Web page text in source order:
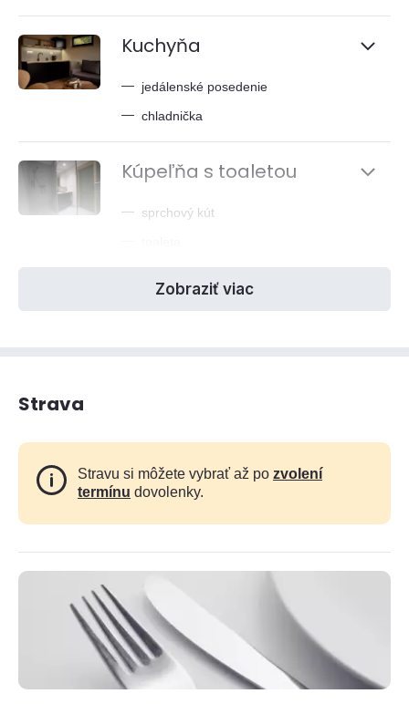
Kuchyňa
— jedálenské posedenie
— chladnička
Kúpeľňa s toaletou
— sprchový kút
Zobraziť viac
Strava
Stravu si môžete vybrať až po zvolení
termínu dovolenky.